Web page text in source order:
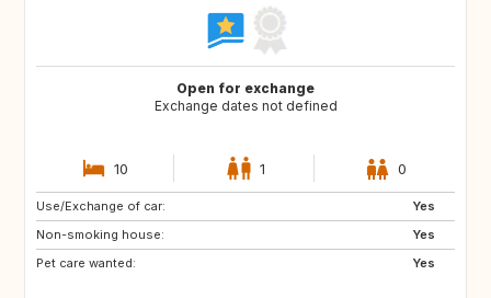
Open for exchange
Exchange dates not defined
10 1 0
Use/Exchange of car:
Yes
Non-smoking house:
Yes
Pet care wanted:
Yes
CA12
GB
CA